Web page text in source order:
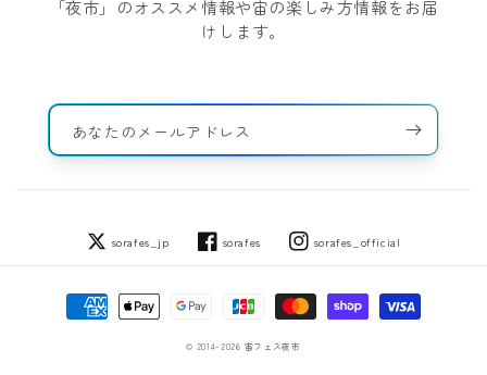
「夜市」のオススメ情報や宙の楽しみ方情報をお届
けします。
あなたのメールアドレス
Twitter
sorafes_jp Facebook
sorafes Instagram
sorafes_official
決
済
© 2014-2026 宙フェス夜市